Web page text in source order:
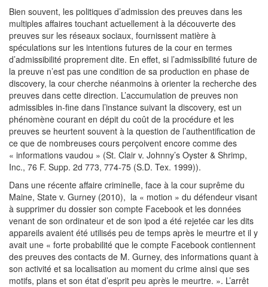
Bien souvent, les politiques d’admission des preuves dans les
multiples affaires touchant actuellement à la découverte des
preuves sur les réseaux sociaux, fournissent matière à
spéculations sur les intentions futures de la cour en termes
d’admissibilité proprement dite. En effet, si l’admissibilité future de
la preuve n’est pas une condition de sa production en phase de
discovery, la cour cherche néanmoins à orienter la recherche des
preuves dans cette direction. L’accumulation de preuves non
admissibles in-fine dans l’instance suivant la discovery, est un
phénomène courant en dépit du coût de la procédure et les
preuves se heurtent souvent à la question de l’authentification de
ce que de nombreuses cours perçoivent encore comme des
« informations vaudou » (St. Clair v. Johnny’s Oyster & Shrimp,
Inc., 76 F. Supp. 2d 773, 774-75 (S.D. Tex. 1999)).
Dans une récente affaire criminelle, face à la cour suprême du
Maine, State v. Gurney (2010), la « motion » du défendeur visant
à supprimer du dossier son compte Facebook et les données
venant de son ordinateur et de son ipod a été rejetée car les dits
appareils avaient été utilisés peu de temps après le meurtre et il y
avait une « forte probabilité que le compte Facebook contiennent
des preuves des contacts de M. Gurney, des informations quant à
son activité et sa localisation au moment du crime ainsi que ses
motifs, plans et son état d’esprit peu après le meurtre. ». L’arrêt